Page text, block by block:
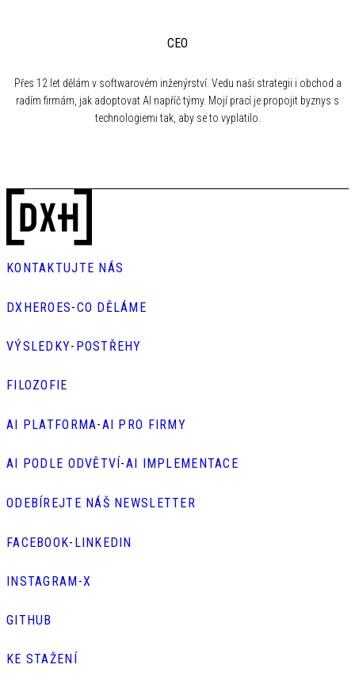
CEO
Přes 12 let dělám v softwarovém inženýrství. Vedu naši strategii i obchod a
radím firmám, jak adoptovat AI napříč týmy. Mojí prací je propojit byznys s
technologiemi tak, aby se to vyplatilo.
KONTAKTUJTE NÁS
DXHEROES-CO DĚLÁME
VÝSLEDKY- POSTŘEHY
FILOZOFIE
AI PLATFORMA-AI PRO FIRMY
AI PODLE ODVĚTVÍ -AI IMPLEMENTACE
ODEBÍREJTE NÁŠ NEWSLETTER
FACEBOOK- LINKEDIN
INSTAGRAM -X
GITHUB
KE STAŽENÍ